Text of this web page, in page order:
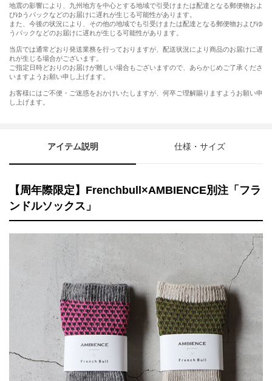
地震の影響により、九州地方を中心とする地域で引受けまたは配達となる郵便物およ
びゆうパックなどのお届けに遅れが生じる可能性があります。
また、今後の状況により、その他の地域でも引受けまたは配達となる郵便物およびゆ
うパックなどのお届けに遅れが生じる可能性があります。
当店では通常どおり発送業務を行っておりますが、配送状況により商品のお届けに遅
れが生じる場合がございます。
ご指定日時どおりのお届けが難しい場合もございますので、あらかじめご了承くださ
いますようお願い申し上げます。
お客様にはご不便・ご迷惑をおかけいたしますが、何卒ご理解賜りますようお願い申
し上げます。
アイテム説明 仕様・サイズ
【周年際限定】Frenchbull×AMBIENCE別注「フラ
ンドルソックス」